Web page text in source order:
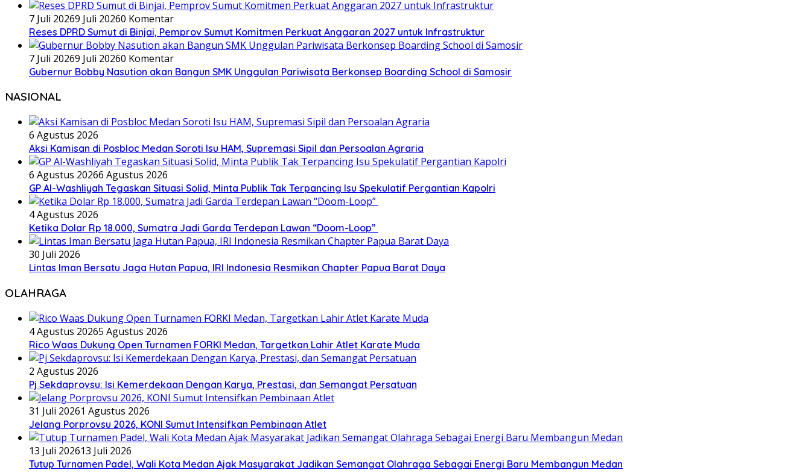
7 Juli 20269 Juli 20260 Komentar
Reses DPRD Sumut di Binjai, Pemprov Sumut Komitmen Perkuat Anggaran 2027 untuk Infrastruktur
7 Juli 20269 Juli 20260 Komentar
Gubernur Bobby Nasution akan Bangun SMK Unggulan Pariwisata Berkonsep Boarding School di Samosir
NASIONAL
6 Agustus 2026
Aksi Kamisan di Posbloc Medan Soroti Isu HAM, Supremasi Sipil dan Persoalan Agraria
6 Agustus 20266 Agustus 2026
GP Al-Washliyah Tegaskan Situasi Solid, Minta Publik Tak Terpancing Isu Spekulatif Pergantian Kapolri
4 Agustus 2026
Ketika Dolar Rp 18.000, Sumatra Jadi Garda Terdepan Lawan “Doom-Loop”
30 Juli 2026
Lintas Iman Bersatu Jaga Hutan Papua, IRI Indonesia Resmikan Chapter Papua Barat Daya
OLAHRAGA
4 Agustus 20265 Agustus 2026
Rico Waas Dukung Open Turnamen FORKI Medan, Targetkan Lahir Atlet Karate Muda
2 Agustus 2026
Pj Sekdaprovsu: Isi Kemerdekaan Dengan Karya, Prestasi, dan Semangat Persatuan
31 Juli 20261 Agustus 2026
Jelang Porprovsu 2026, KONI Sumut Intensifkan Pembinaan Atlet
13 Juli 202613 Juli 2026
Tutup Turnamen Padel, Wali Kota Medan Ajak Masyarakat Jadikan Semangat Olahraga Sebagai Energi Baru Membangun Medan